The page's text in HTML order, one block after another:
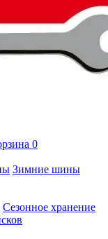
0
Зимние шины
Сезонное хранение